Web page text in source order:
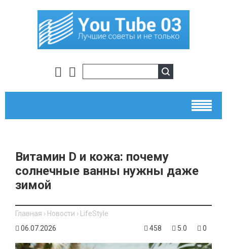
Витамин D и кожа: почему
солнечные ванны нужны даже
зимой
Главная › Новости › LifeStyle
06.07.2026
458 5.0 0